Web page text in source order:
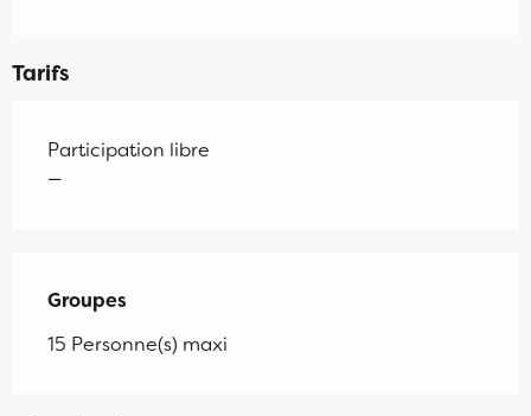
Tarifs
Participation libre
—
Groupes
Groupes
15 Personne(s) maxi